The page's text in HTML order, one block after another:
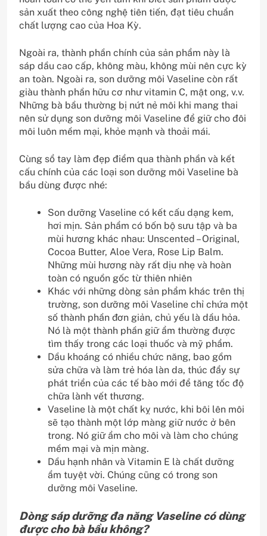
sản xuất theo công nghệ tiên tiến, đạt tiêu chuẩn
chất lượng cao của Hoa Kỳ.
Ngoài ra, thành phần chính của sản phẩm này là
sáp dầu cao cấp, không màu, không mùi nên cực kỳ
an toàn. Ngoài ra, son dưỡng môi Vaseline còn rất
giàu thành phần hữu cơ như vitamin C, mật ong, v.v.
Những bà bầu thường bị nứt nẻ môi khi mang thai
nên sử dụng son dưỡng môi Vaseline để giữ cho đôi
môi luôn mềm mại, khỏe mạnh và thoải mái.
Cùng sổ tay làm đẹp điểm qua thành phần và kết
cấu chính của các loại son dưỡng môi Vaseline bà
bầu dùng được nhé:
Son dưỡng Vaseline có kết cấu dạng kem,
hơi mịn. Sản phẩm có bốn bộ sưu tập và ba
mùi hương khác nhau: Unscented – Original,
Cocoa Butter, Aloe Vera, Rose Lip Balm.
Những mùi hương này rất dịu nhẹ và hoàn
toàn có nguồn gốc từ thiên nhiên
Khác với những dòng sản phẩm khác trên thị
trường, son dưỡng môi Vaseline chỉ chứa một
số thành phần đơn giản, chủ yếu là dầu hỏa.
Nó là một thành phần giữ ẩm thường được
tìm thấy trong các loại thuốc và mỹ phẩm.
Dầu khoáng có nhiều chức năng, bao gồm
sửa chữa và làm trẻ hóa làn da, thúc đẩy sự
phát triển của các tế bào mới để tăng tốc độ
chữa lành vết thương.
Vaseline là một chất kỵ nước, khi bôi lên môi
sẽ tạo thành một lớp màng giữ nước ở bên
trong. Nó giữ ẩm cho môi và làm cho chúng
mềm mại và mịn màng.
Dầu hạnh nhân và Vitamin E là chất dưỡng
ẩm tuyệt vời. Chúng cũng có trong son
dưỡng môi Vaseline.
Dòng sáp dưỡng đa năng Vaseline có dùng
được cho bà bầu không?